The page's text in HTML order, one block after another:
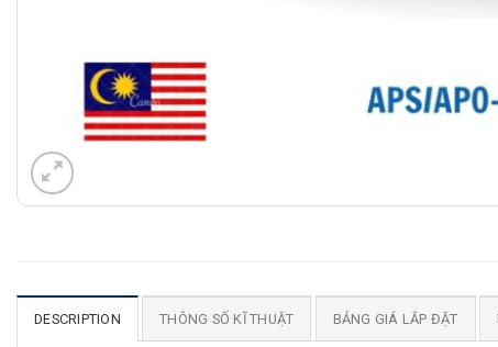
DESCRIPTION THÔNG SỐ KĨ THUẬT BẢNG GIÁ LẮP ĐẶT